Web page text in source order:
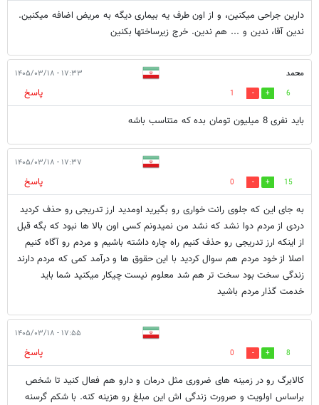
دارین جراحی میکنین، و از اون طرف یه بیماری دیگه به مریض اضافه میکنین.
ندین آقا، ندین و ... هم ندین. خرج زیرساختها بکنین
محمد ۱۷:۳۳ - ۱۴۰۵/۰۳/۱۸
6
1
پاسخ
باید نفری 8 میلیون تومان بده که متناسب باشه
۱۷:۳۷ - ۱۴۰۵/۰۳/۱۸
15
0
پاسخ
به جای این که جلوی رانت خواری رو بگیرید اومدید ارز تدریجی رو حذف کردید
دردی از مردم دوا نشد که نشد من نمیدونم کسی اون بالا ها نبود که بگه قبل
از اینکه ارز تدریجی رو حذف کنیم راه چاره داشته باشیم و مردم رو آگاه کنیم
اصلا از خود مردم هم سوال کردید با این حقوق ها و درآمد کمی که مردم دارند
زندگی سخت بود سخت تر هم شد معلوم نیست چیکار میکنید شما باید
خدمت گذار مردم باشید
۱۷:۵۵ - ۱۴۰۵/۰۳/۱۸
8
0
پاسخ
کالابرگ رو در زمینه های ضروری مثل درمان و دارو هم فعال کنید تا شخص
براساس اولویت و صرورت زندگی اش این مبلغ رو هزینه کنه. با شکم گرسنه